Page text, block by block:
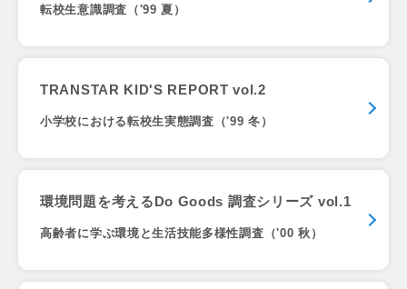
転校生意識調査（'99 夏）
TRANSTAR KID'S REPORT vol.2
小学校における転校生実態調査（'99 冬）
環境問題を考えるDo Goods 調査シリーズ vol.1
高齢者に学ぶ環境と生活技能多様性調査（'00 秋）